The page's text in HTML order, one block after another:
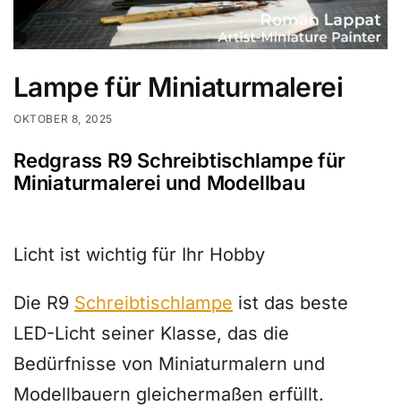
Lampe für Miniaturmalerei
OKTOBER 8, 2025
Redgrass R9 Schreibtischlampe für
Miniaturmalerei und Modellbau
Licht ist wichtig für Ihr Hobby
Die R9 Schreibtischlampe ist das beste
LED-Licht seiner Klasse, das die
Bedürfnisse von Miniaturmalern und
Modellbauern gleichermaßen erfüllt.